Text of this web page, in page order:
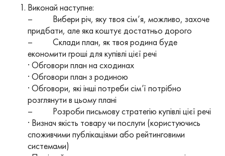
Виконай наступне:
– Вибери річ, яку твоя сім’я, можливо, захоче
придбати, але яка коштує достатньо дорого
– Склади план, як твоя родина буде
економити гроші для купівлі цієї речі
· Обговори план на сходинах
· Обговори план з родиною
· Обговори, які інші потреби сім’ї потрібно
розглянути в цьому плані
– Розроби письмову стратегію купівлі цієї речі
· Визнач якість товару чи послуги (користуючись
споживчими публікаціями або рейтинговими
системами)